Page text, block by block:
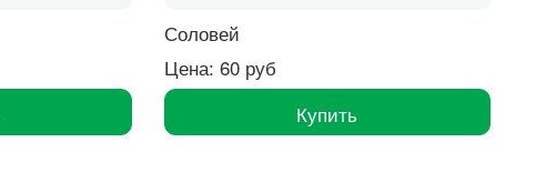
Соловей
Цена: 60 руб
Купить